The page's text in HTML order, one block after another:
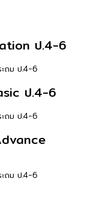
ป.4-6
ถม ป.4-6
ป.4-6
ถม ป.4-6
ถม ป.4-6